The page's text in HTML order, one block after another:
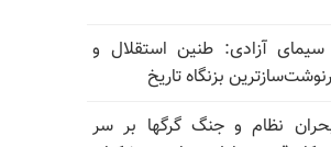
سیمای آزادی: طنین استقلال و
بزنگاه تاریخ
بحران نظام و جنگ گرگها بر سر